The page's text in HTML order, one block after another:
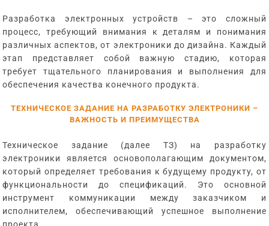
Разработка электронных устройств – это сложный
процесс, требующий внимания к деталям и понимания
различных аспектов, от электроники до дизайна. Каждый
этап представляет собой важную стадию, которая
требует тщательного планирования и выполнения для
обеспечения качества конечного продукта.
ТЕХНИЧЕСКОЕ ЗАДАНИЕ НА РАЗРАБОТКУ ЭЛЕКТРОНИКИ –
ВАЖНОСТЬ И ПРЕИМУЩЕСТВА
Техническое задание (далее ТЗ) на разработку
электроники является основополагающим документом,
который определяет требования к будущему продукту, от
функциональности до спецификаций. Это основной
инструмент коммуникации между заказчиком и
исполнителем, обеспечивающий успешное выполнение
проекта.